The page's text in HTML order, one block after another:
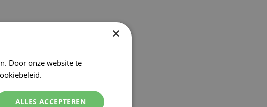
×
Door onze website te
ALLES ACCEPTEREN